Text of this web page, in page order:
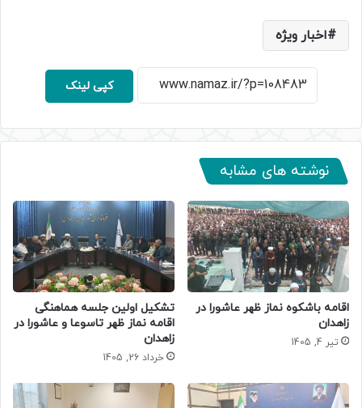
اخبار ویژه
کپی لینک
نوشته های مشابه
اقامه باشکوه نماز ظهر عاشورا در
زاهدان
تیر 4, 1405
تشکیل اولین جلسه هماهنگی
اقامه نماز ظهر تاسوعا و عاشورا در
زاهدان
خرداد 26, 1405